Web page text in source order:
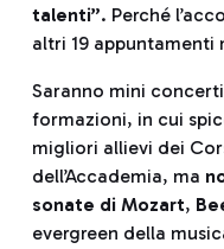
talenti”. Perché
altri 19 appuntamenti
Saranno mini
formazioni, in cui
migliori allievi dei
dell’Accademia, ma
sonate di Mozart,
evergreen della